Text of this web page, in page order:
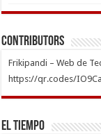
Contributors
Frikipandi – Web de
https://qr.codes/
El Tiempo